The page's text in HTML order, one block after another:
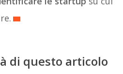
di questo articolo